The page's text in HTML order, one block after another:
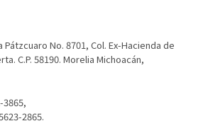
No. 8701, Col. Ex-Hacienda de
C.P. 58190. Morelia Michoacán,
3865,
2865.